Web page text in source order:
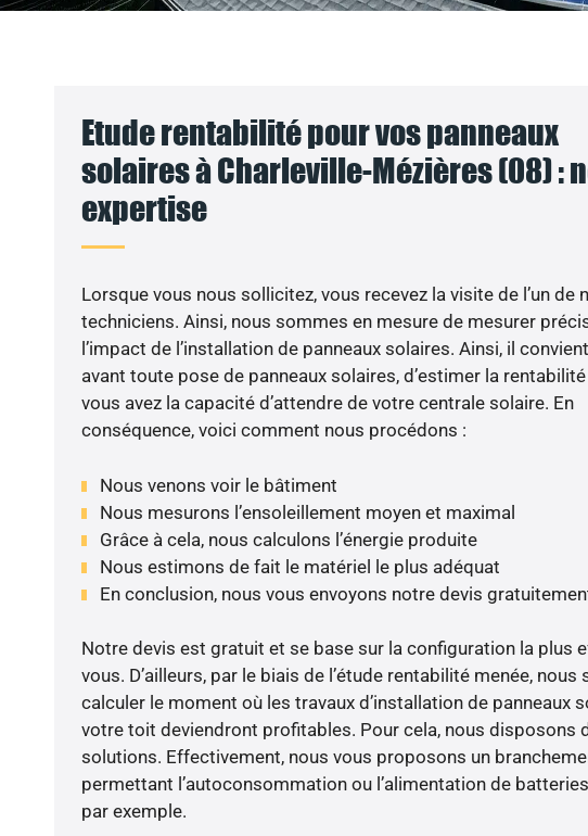
Etude rentabilité pour vos panneaux
solaires à Charleville-Mézières (08) :
expertise
Lorsque vous nous sollicitez, vous recevez la visite de l’un de
techniciens. Ainsi, nous sommes en mesure de mesurer
l’impact de l’installation de panneaux solaires. Ainsi, il
avant toute pose de panneaux solaires, d’estimer la
vous avez la capacité d’attendre de votre centrale solaire. En
conséquence, voici comment nous procédons :
Nous venons voir le bâtiment
Nous mesurons l’ensoleillement moyen et maximal
Grâce à cela, nous calculons l’énergie produite
Nous estimons de fait le matériel le plus adéquat
En conclusion, nous vous envoyons notre devis
Notre devis est gratuit et se base sur la configuration la plus
vous. D’ailleurs, par le biais de l’étude rentabilité menée, nous
calculer le moment où les travaux d’installation de panneaux
votre toit deviendront profitables. Pour cela, nous disposons
solutions. Effectivement, nous vous proposons un
permettant l’autoconsommation ou l’alimentation de
par exemple.